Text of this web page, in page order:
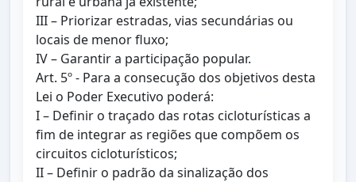
III – Priorizar estradas, vias secundárias ou
locais de menor fluxo;
IV – Garantir a participação popular.
Art. 5º - Para a consecução dos objetivos desta
Lei o Poder Executivo poderá:
I – Definir o traçado das rotas cicloturísticas a
fim de integrar as regiões que compõem os
circuitos cicloturísticos;
II – Definir o padrão da sinalização dos